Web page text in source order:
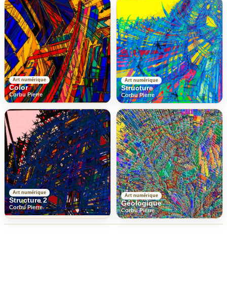
Art numérique
Color
Corbu Pierre
Art numérique
Structure
Corbu Pierre
Art numérique
Structure 2
Corbu Pierre
Art numérique
Géologique
Corbu Pierre